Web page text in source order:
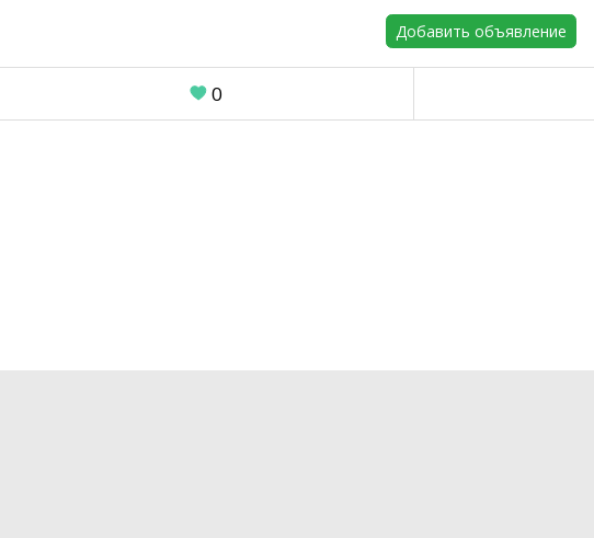
Добавить объявление
0